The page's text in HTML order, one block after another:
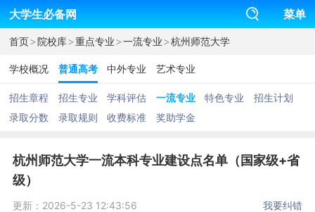
大学生必备网 菜单
首页>院校库>重点专业>一流专业>杭州师范大学
学校概况 普通高考 中外专业 艺术专业
招生章程 招生专业 学科评估 一流专业 特色专业
招生计划
录取分数
录取规则 收费标准 奖助学金
杭州师范大学一流本科专业建设点名单（国家级+省
级）
更新：2026-5-23 12:43:56 我要纠错